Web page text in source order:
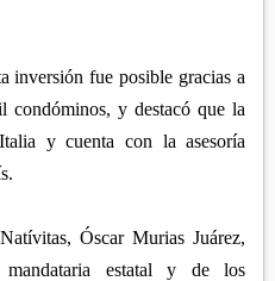
inversión fue posible gracias a
condóminos, y destacó que la
y cuenta con la asesoría
Óscar Murias Juárez,
estatal y de los